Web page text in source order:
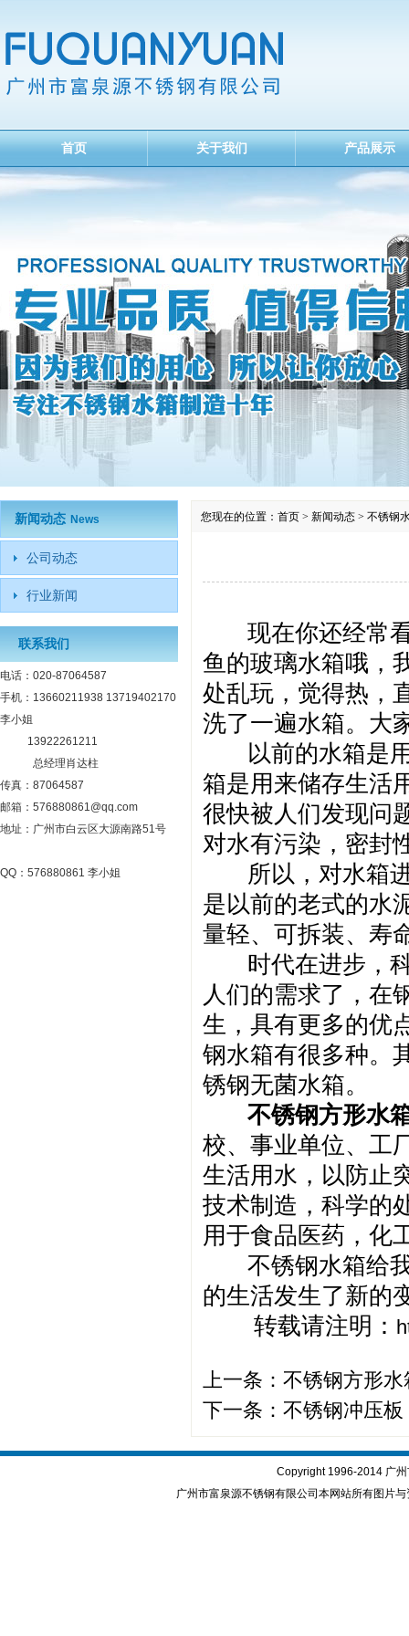
首页 关于我们 产品展示
您现在的位置： 首页 > 新闻动态 > 不锈钢
现在你还经常看
鱼的玻璃水箱哦，
处乱玩，觉得热，
洗了一遍水箱。大
以前的水箱是用
箱是用来储存生活
很快被人们发现问
对水有污染，密封
所以，对水箱进
是以前的老式的水
量轻、可拆装、寿
时代在进步，科
人们的需求了，在
生，具有更多的优
钢水箱有很多种。
锈钢无菌水箱。
不锈钢方形水
校、事业单位、工
生活用水，以防止
技术制造，科学的
用于食品医药，化
不锈钢水箱给我
的生活发生了新的
转载请注明：
上一条： 不锈钢方形
下一条： 不锈钢冲压
新闻动态 News
公司动态
行业新闻
联系我们
电话：020-87064587
手机：13660211938 13719402170
李小姐
13922261211
总经理肖达柱
传真：87064587
邮箱：576880861@qq.com
地址：广州市白云区大源南路51号
QQ：576880861 李小姐
Copyright 1996-2014 广
广州市富泉源不锈钢有限公司本网站所有图片